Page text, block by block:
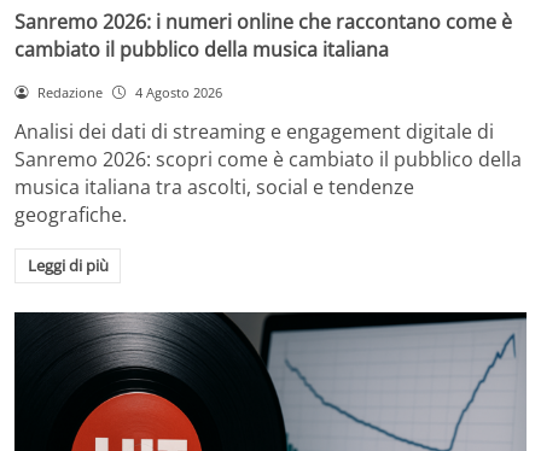
Sanremo 2026: i numeri online che raccontano come è
cambiato il pubblico della musica italiana
Redazione 4 Agosto 2026
Analisi dei dati di streaming e engagement digitale di
Sanremo 2026: scopri come è cambiato il pubblico della
musica italiana tra ascolti, social e tendenze
geografiche.
Leggi di più